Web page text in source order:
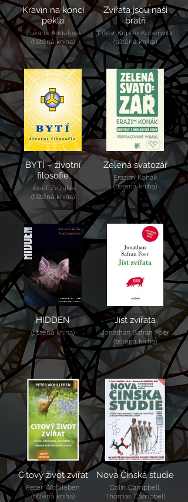
Kravín na konci
pekla
Zuzana Andělová
(tištěná kniha)
Zvířata jsou naši
bratři
Edgar Kupfer-Koberwitz
(tištěná kniha)
BYTÍ – životní
filosofie
Josef Zezulka
(tištěná kniha)
Zelená svatozář
Erazim Kohák
(tištěná kniha)
HIDDEN
(tištěná kniha)
Jíst zvířata
Jonathan Safran Foer
(tištěná kniha)
Citový život zvířat
Peter Wohlleben
(tištěná kniha)
Nová Čínská studie
Colin Campbell,
Thomas Campbell